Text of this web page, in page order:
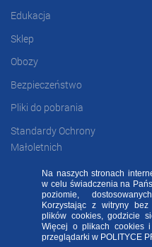
Sprawdź naszą
Edukacja
Sklep
Obozy
Bezpieczeństwo
Pliki do pobrania
Standardy Ochrony
Małoletnich
FAQ RODO
Na naszych stronach
w celu świadczenia na
poziomie,
Korzystając z witryny
plików cookies, godzicie
Więcej o plikach cookies
przeglądarki w POLITYCE